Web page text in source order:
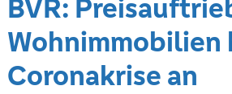
BVR:
Coronakrise an